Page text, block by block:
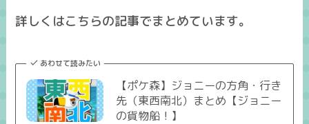
詳しくはこちらの記事でまとめています。
あわせて読みたい
【ポケ森】ジョニーの方角・行き
先（東西南北）まとめ【ジョニー
の貨物船！】